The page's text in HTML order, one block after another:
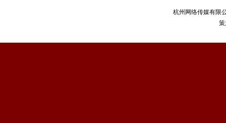
杭州网络传媒有限